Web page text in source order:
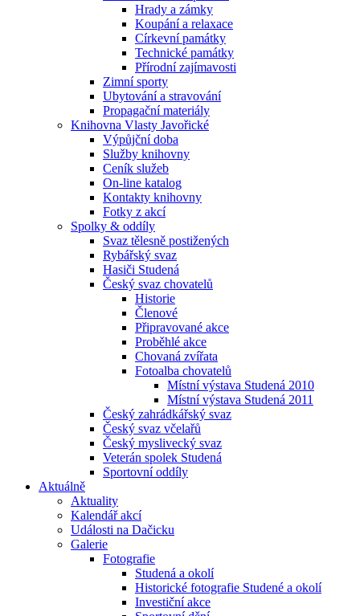
Hrady a zámky
Koupání a relaxace
Církevní památky
Technické památky
Přírodní zajímavosti
Zimní sporty
Ubytování a stravování
Propagační materiály
Knihovna Vlasty Javořické
Výpůjční doba
Služby knihovny
Ceník služeb
On-line katalog
Kontakty knihovny
Fotky z akcí
Spolky & oddíly
Svaz tělesně postižených
Rybářský svaz
Hasiči Studená
Český svaz chovatelů
Historie
Členové
Připravované akce
Proběhlé akce
Chovaná zvířata
Fotoalba chovatelů
Místní výstava Studená 2010
Místní výstava Studená 2011
Český zahrádkářský svaz
Český svaz včelařů
Český myslivecký svaz
Veterán spolek Studená
Sportovní oddíly
Aktuálně
Aktuality
Kalendář akcí
Události na Dačicku
Galerie
Fotografie
Studená a okolí
Historické fotografie Studené a okolí
Investiční akce